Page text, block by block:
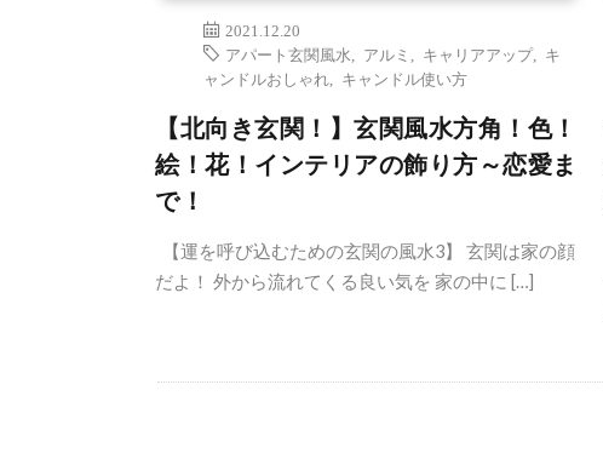
2021.12.20
アパート玄関風水
アルミ キャリアアップ,
キ
ャンドルおしゃれ
キャンドル使い方
【北向き玄関！】玄関風水方角！色！
絵！花！インテリアの飾り方～恋愛ま
で！
【運を呼び込むための玄関の風水3】 玄関は家の顔
だよ！ 外から流れてくる良い気を 家の中に […]